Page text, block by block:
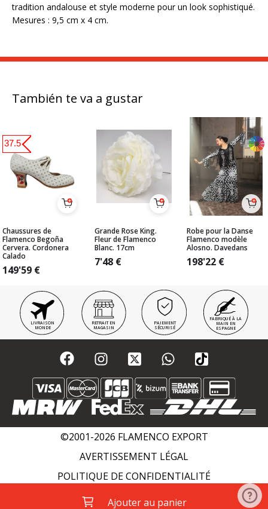
tradition andalouse et style moderne pour un look sophistiqué.
Mesures : 9,5 cm x 4 cm.
Ajouter au panier
También te va a gustar
Chaussures de
Flamenco Begoña
Cervera. Cordonera
Calado
149'59 €
37.5
Grande Rose King.
Fleur de Flamenco
Blanc. 17cm
7'48 €
Robe pour la Danse
Flamenco modèle
Alosno. Davedans
198'22 €
LIVRAISON
MONDE
RETRAIT EN
MAGASIN
PAIEMENT
SÉCURISÉ
FABRIQUÉ À LA
MAIN EN
ESPAGNE
©2001-2026 FLAMENCO EXPORT
AVERTISSEMENT LÉGAL
POLITIQUE DE CONFIDENTIALITÉ
POLITIQUE DE COOKIES
WIKI FLAMENCO